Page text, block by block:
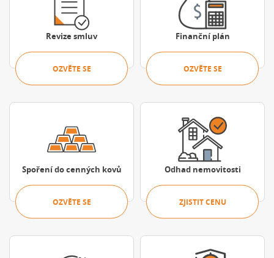
Revize smluv
OZVĚTE SE
Finanční plán
OZVĚTE SE
Spoření do cenných kovů
OZVĚTE SE
Odhad nemovitosti
ZJISTIT CENU